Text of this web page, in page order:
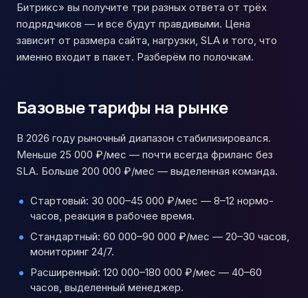
Битрикс» вы получите три разных ответа от трёх
подрядчиков — и все будут правдивыми. Цена
зависит от размера сайта, нагрузки, SLA и того, что
именно входит в пакет. Разберём по полочкам.
Базовые тарифы на рынке
В 2026 году рыночный диапазон стабилизировался.
Меньше 25 000 ₽/мес — почти всегда фриланс без
SLA. Больше 200 000 ₽/мес — выделенная команда.
Стартовый: 30 000–45 000 ₽/мес — 8–12 нормо-
часов, реакция в рабочее время.
Стандартный: 60 000–90 000 ₽/мес — 20–30 часов,
мониторинг 24/7.
Расширенный: 120 000–180 000 ₽/мес — 40–60
часов, выделенный менеджер.